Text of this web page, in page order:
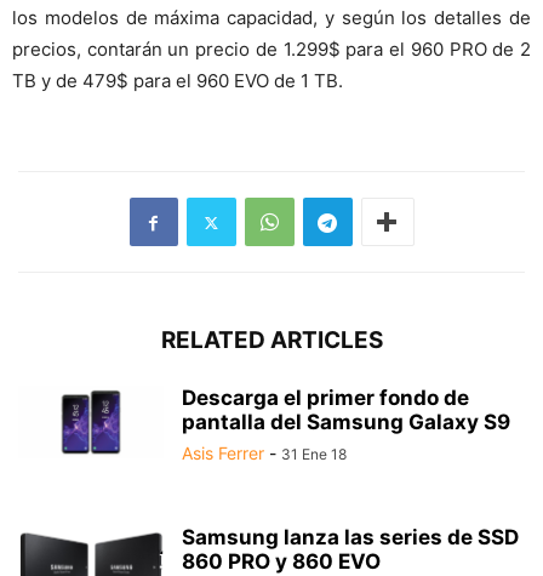
los modelos de máxima capacidad, y según los detalles de
precios, contarán un precio de 1.299$ para el 960 PRO de 2
TB y de 479$ para el 960 EVO de 1 TB.
RELATED ARTICLES
Descarga el primer fondo de
pantalla del Samsung Galaxy S9
Asis Ferrer - 31 Ene 18
Samsung lanza las series de SSD
860 PRO y 860 EVO